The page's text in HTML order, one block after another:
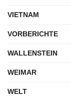
VIETNAM
VORBERICHTE
WALLENSTEIN
WEIMAR
WELT